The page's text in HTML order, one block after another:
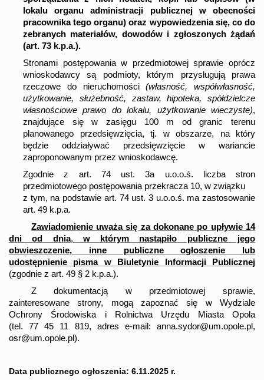
lokalu organu administracji publicznej w obecności
pracownika tego organu) oraz wypowiedzenia się, co do
zebranych materiałów, dowodów i zgłoszonych żądań
(art. 73 k.p.a.).
Stronami postępowania w przedmiotowej sprawie oprócz
wnioskodawcy są podmioty, którym przysługują prawa
rzeczowe do nieruchomości(własność, współwłasność,
użytkowanie, służebność, zastaw, hipoteka, spółdzielcze
własnościowe prawo do lokalu, użytkowanie wieczyste),
znajdujące się w zasięgu 100 m od granic terenu
planowanego przedsięwzięcia, tj. w obszarze, na który
będzie oddziaływać przedsięwzięcie w wariancie
zaproponowanym przez wnioskodawcę.
Zgodnie z art. 74 ust. 3a u.o.o.ś. liczba stron
przedmiotowego postępowania przekracza 10, w związku
z tym, na podstawie art. 74 ust. 3 u.o.o.ś. ma zastosowanie
art. 49 k.p.a.
Zawiadomienie uważa się za dokonane po upływie 14
dni od dnia, w którym nastąpiło publiczne jego
obwieszczenie, inne publiczne ogłoszenie lub
udostępnienie pisma w Biuletynie Informacji Publicznej
(zgodnie z art. 49 § 2 k.p.a.).
Z dokumentacją w przedmiotowej sprawie,
zainteresowane strony, mogą zapoznać się w Wydziale
Ochrony Środowiska i Rolnictwa Urzędu Miasta Opola
(tel. 77 45 11 819, adres e-mail:
anna.sydor@um.opole.pl ,
osr@um.opole.pl).
Data publicznego ogłoszenia: 6.11.2025 r.